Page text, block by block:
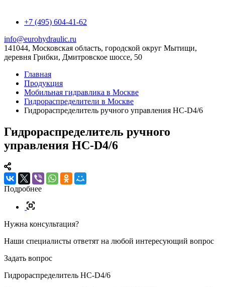
+7 (495) 604-41-62
info@eurohydraulic.ru
141044, Московская область, городской округ Мытищи,
деревня Грибки, Дмитровское шоссе, 50
Главная
Продукция
Мобильная гидравлика в Москве
Гидрораспределители в Москве
Гидрораспределитель ручного управления HC-D4/6
Гидрораспределитель ручного
управления HC-D4/6
Подробнее
Нужна консультация?
Наши специалисты ответят на любой интересующий вопрос
Задать вопрос
Гидрораспределитель HC-D4/6